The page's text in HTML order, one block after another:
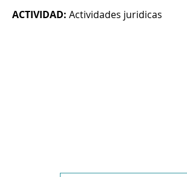
ACTIVIDAD: Actividades juridicas